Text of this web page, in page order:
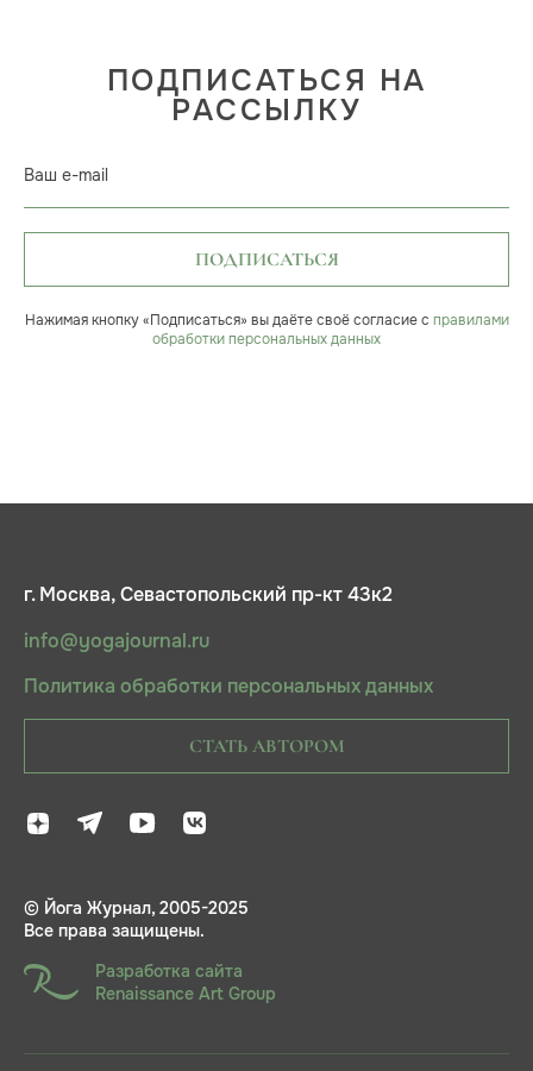
ПОДПИСАТЬСЯ НА
РАССЫЛКУ
Ваш e-mail
ПОДПИСАТЬСЯ
Нажимая кнопку «Подписаться» вы даёте своё согласие с правилами
обработки персональных данных
г. Москва, Севастопольский пр-кт 43к2
info@yogajournal.ru
Политика обработки персональных данных
СТАТЬ АВТОРОМ
© Йога Журнал, 2005-2025
Все права защищены.
Разработка сайта
Renaissance Art Group